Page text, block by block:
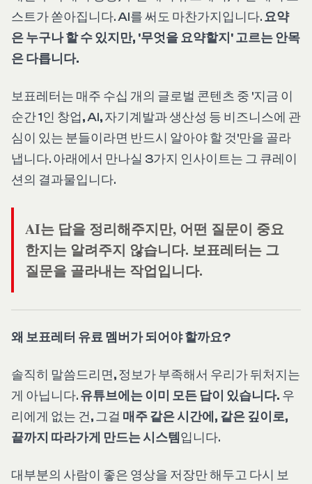
스트가 쏟아집니다. AI를 써도 마찬가지입니다.요약
은 누구나 할 수 있지만, '무엇을 요약할지' 고르는 안목
은 다릅니다.
보표레터는 매주 수십 개의 글로벌 콘텐츠 중 '지금 이
순간 1인 창업, AI, 자기계발과 생산성 등 비즈니스에 관
심이 있는 분들이라면 반드시 알아야 할 것'만을 골라
냅니다. 아래에서 만나실 3가지 인사이트는 그 큐레이
션의 결과물입니다.
AI는 답을 정리해주지만, 어떤 질문이 중요
한지는 알려주지 않습니다. 보표레터는 그
질문을 골라내는 작업입니다.
왜 보표레터 유료 멤버가 되어야 할까요?
솔직히 말씀드리면, 정보가 부족해서 우리가 뒤처지는
게 아닙니다.유튜브에는 이미 모든 답이 있습니다. 우
리에게 없는 건, 그걸 매주 같은 시간에, 같은 깊이로,
끝까지 따라가게 만드는 시스템 입니다.
대부분의 사람이 좋은 영상을 저장만 해두고 다시 보